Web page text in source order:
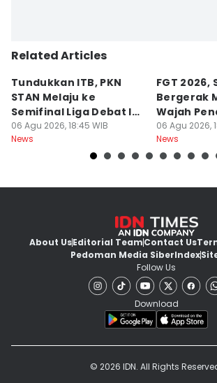
Related Articles
Tundukkan ITB, PKN
STAN Melaju ke
Semifinal Liga Debat IDN
Times 2026
06 Agu 2026, 18:45 WIB
News
FGT 2026,
Bergerak
Wajah
06 Agu 2026,
News
About UsEditorial TeamContact Us
Pedoman Media SiberIndex
Follow Us
Download
© 2026 IDN. All Rights